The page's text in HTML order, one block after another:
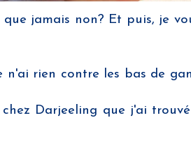
jamais non? Et puis, je
rien contre les bas de
Darjeeling que j'ai